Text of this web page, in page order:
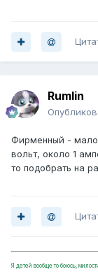
Rumlin
Фирменный -
вольт, около 1
то подобрать на
Я детей вообще то боюсь,